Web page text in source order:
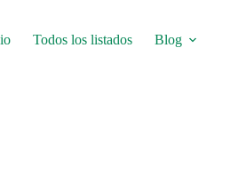
Todos los listados Blog